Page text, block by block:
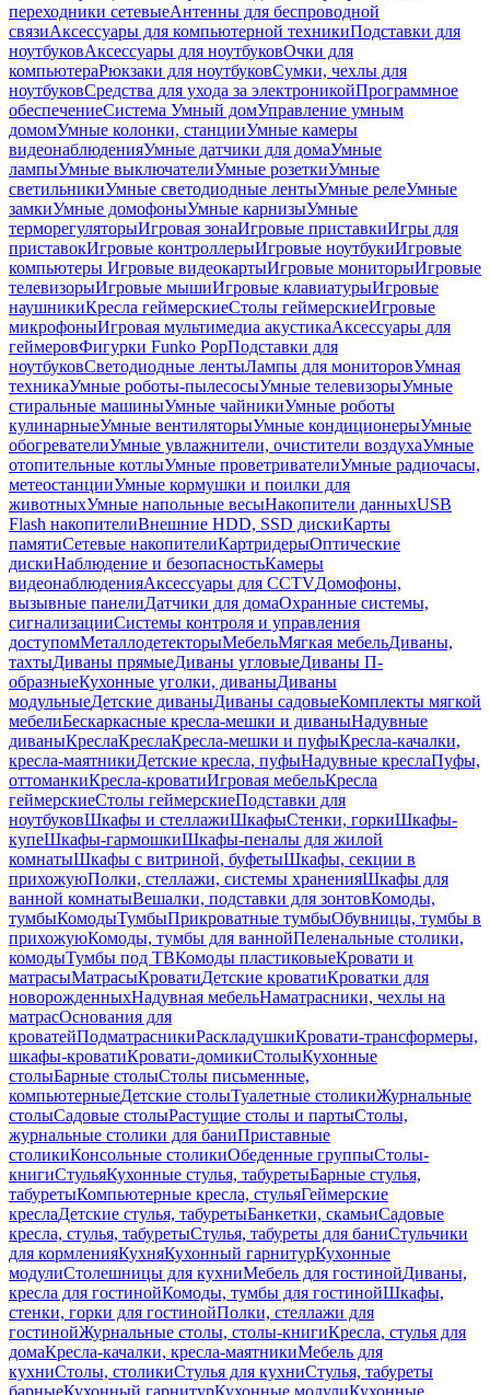
переходники сетевыеАнтенны для беспроводной
связиАксессуары для компьютерной техникиПодставки для
ноутбуковАксессуары для ноутбуковОчки для
компьютераРюкзаки для ноутбуковСумки, чехлы для
ноутбуковСредства для ухода за электроникойПрограммное
обеспечениеСистема Умный домУправление умным
домомУмные колонки, станцииУмные камеры
видеонаблюденияУмные датчики для домаУмные
лампыУмные выключателиУмные розеткиУмные
светильникиУмные светодиодные лентыУмные релеУмные
замкиУмные домофоныУмные карнизыУмные
терморегуляторыИгровая зонаИгровые приставкиИгры для
приставокИгровые контроллерыИгровые ноутбукиИгровые
компьютеры Игровые видеокартыИгровые мониторыИгровые
телевизорыИгровые мышиИгровые клавиатурыИгровые
наушникиКресла геймерскиеСтолы геймерскиеИгровые
микрофоныИгровая мультимедиа акустикаАксессуары для
геймеровФигурки Funko PopПодставки для
ноутбуковСветодиодные лентыЛампы для мониторовУмная
техникаУмные роботы-пылесосыУмные телевизорыУмные
стиральные машиныУмные чайникиУмные роботы
кулинарныеУмные вентиляторыУмные кондиционерыУмные
обогревателиУмные увлажнители, очистители воздухаУмные
отопительные котлыУмные проветривателиУмные радиочасы,
метеостанцииУмные кормушки и поилки для
животныхУмные напольные весыНакопители данныхUSB
Flash накопителиВнешние HDD, SSD дискиКарты
памятиСетевые накопителиКартридерыОптические
дискиНаблюдение и безопасностьКамеры
видеонаблюденияАксессуары для CCTVДомофоны,
вызывные панелиДатчики для домаОхранные системы,
сигнализацииСистемы контроля и управления
доступомМеталлодетекторыМебельМягкая мебельДиваны,
тахтыДиваны прямыеДиваны угловыеДиваны П-
образныеКухонные уголки, диваныДиваны
модульныеДетские диваныДиваны садовыеКомплекты мягкой
мебелиБескаркасные кресла-мешки и диваныНадувные
диваныКреслаКреслаКресла-мешки и пуфыКресла-качалки,
кресла-маятникиДетские кресла, пуфыНадувные креслаПуфы,
оттоманкиКресла-кроватиИгровая мебельКресла
геймерскиеСтолы геймерскиеПодставки для
ноутбуковШкафы и стеллажиШкафыСтенки, горкиШкафы-
купеШкафы-гармошкиШкафы-пеналы для жилой
комнатыШкафы с витриной, буфетыШкафы, секции в
прихожуюПолки, стеллажи, системы храненияШкафы для
ванной комнатыВешалки, подставки для зонтовКомоды,
тумбыКомодыТумбыПрикроватные тумбыОбувницы, тумбы в
прихожуюКомоды, тумбы для ваннойПеленальные столики,
комодыТумбы под ТВКомоды пластиковыеКровати и
матрасыМатрасыКроватиДетские кроватиКроватки для
новорожденныхНадувная мебельНаматрасники, чехлы на
матрасОснования для
кроватейПодматрасникиРаскладушкиКровати-трансформеры,
шкафы-кроватиКровати-домикиСтолыКухонные
столыБарные столыСтолы письменные,
компьютерныеДетские столыТуалетные столикиЖурнальные
столыСадовые столыРастущие столы и партыСтолы,
журнальные столики для баниПриставные
столикиКонсольные столикиОбеденные группыСтолы-
книгиСтульяКухонные стулья, табуретыБарные стулья,
табуретыКомпьютерные кресла, стульяГеймерские
креслаДетские стулья, табуретыБанкетки, скамьиСадовые
кресла, стулья, табуретыСтулья, табуреты для баниСтульчики
для кормленияКухняКухонный гарнитурКухонные
модулиСтолешницы для кухниМебель для гостинойДиваны,
кресла для гостинойКомоды, тумбы для гостинойШкафы,
стенки, горки для гостинойПолки, стеллажи для
гостинойЖурнальные столы, столы-книгиКресла, стулья для
домаКресла-качалки, кресла-маятникиМебель для
кухниСтолы, столикиСтулья для кухниСтулья, табуреты
барныеКухонный гарнитурКухонные модулиКухонные